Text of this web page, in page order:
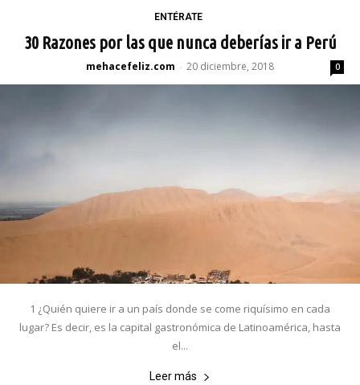
ENTÉRATE
30 Razones por las que nunca deberías ir a Perú
mehacefeliz.com - 20 diciembre, 2018 0
1 ¿Quién quiere ir a un país donde se come riquísimo en cada
lugar? Es decir, es la capital gastronómica de Latinoamérica, hasta
el...
Leer más